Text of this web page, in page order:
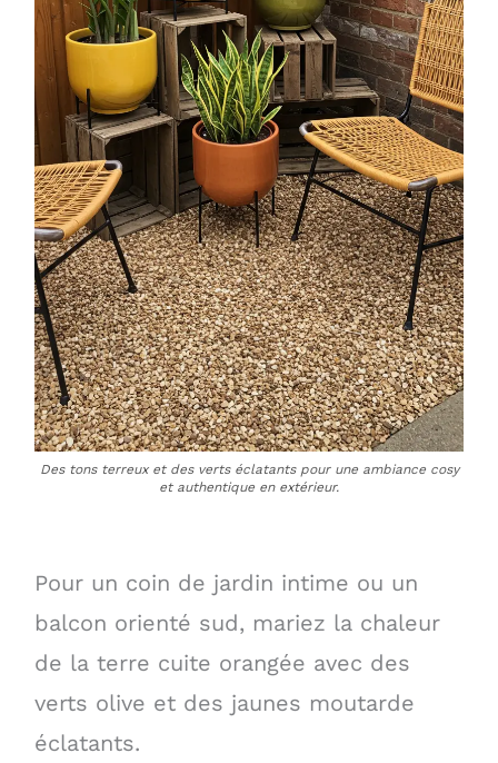
Des tons terreux et des verts éclatants pour une ambiance cosy
et authentique en extérieur.
Pour un coin de jardin intime ou un
balcon orienté sud, mariez la chaleur
de la terre cuite orangée avec des
verts olive et des jaunes moutarde
éclatants.